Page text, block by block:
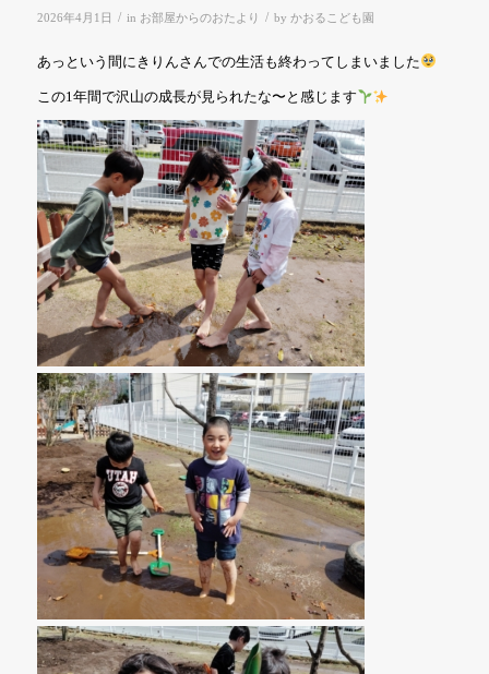
2026年4月1日 / in お部屋からのおたより / by かおるこども園
あっという間にきりんさんでの生活も終わってしまいました
この1年間で沢山の成長が見られたな〜と感じます